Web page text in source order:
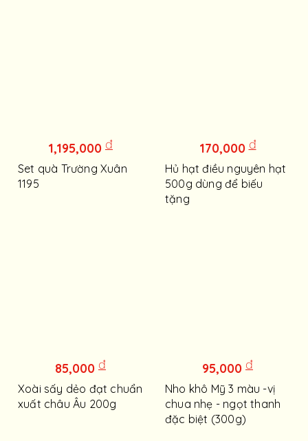
1,195,000 đ
Set quà Trường Xuân
1195
170,000 đ
Hủ hạt điều nguyên hạt
500g dùng để biếu
tặng
85,000 đ
Xoài sấy dẻo đạt chuẩn
xuất châu Âu 200g
95,000 đ
Nho khô Mỹ 3 màu -vị
chua nhẹ - ngọt thanh
đặc biệt (300g)